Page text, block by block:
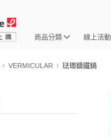
商品分類 線上活動
VERMICULAR 琺瑯鑄鐵鍋